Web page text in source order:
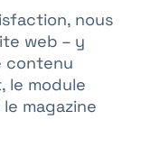
nous
web – y
contenu
le module
magazine